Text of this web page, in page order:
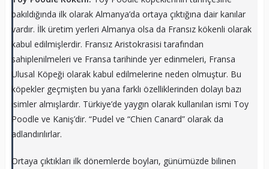
bakıldığında ilk olarak Almanya’da ortaya çıktığına dair kanılar
vardır. İlk üretim yerleri Almanya olsa da Fransız kökenli olarak
kabul edilmişlerdir. Fransız Aristokrasisi tarafından
sahiplenilmeleri ve Fransa tarihinde yer edinmeleri, Fransa
Ulusal Köpeği olarak kabul edilmelerine neden olmuştur. Bu
köpekler geçmişten bu yana farklı özelliklerinden dolayı bazı
isimler almışlardır. Türkiye’de yaygın olarak kullanılan ismi Toy
Poodle ve Kaniş’dir. “Pudel ve “Chien Canard” olarak da
adlandırılırlar.
Ortaya çıktıkları ilk dönemlerde boyları, günümüzde bilinen